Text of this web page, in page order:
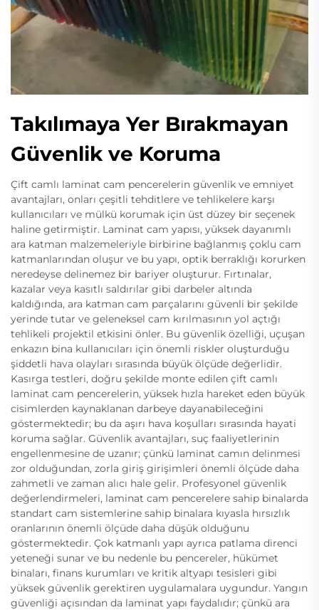
Takılımaya Yer Bırakmayan
Güvenlik ve Koruma
Çift camlı laminat cam pencerelerin güvenlik ve emniyet
avantajları, onları çeşitli tehditlere ve tehlikelere karşı
kullanıcıları ve mülkü korumak için üst düzey bir seçenek
haline getirmiştir. Laminat cam yapısı, yüksek dayanımlı
ara katman malzemeleriyle birbirine bağlanmış çoklu cam
katmanlarından oluşur ve bu yapı, optik berraklığı korurken
neredeyse delinemez bir bariyer oluşturur. Fırtınalar,
kazalar veya kasıtlı saldırılar gibi darbeler altında
kaldığında, ara katman cam parçalarını güvenli bir şekilde
yerinde tutar ve geleneksel cam kırılmasının yol açtığı
tehlikeli projektil etkisini önler. Bu güvenlik özelliği, uçuşan
enkazın bina kullanıcıları için önemli riskler oluşturduğu
şiddetli hava olayları sırasında büyük ölçüde değerlidir.
Kasırga testleri, doğru şekilde monte edilen çift camlı
laminat cam pencerelerin, yüksek hızla hareket eden büyük
cisimlerden kaynaklanan darbeye dayanabileceğini
göstermektedir; bu da aşırı hava koşulları sırasında hayati
koruma sağlar. Güvenlik avantajları, suç faaliyetlerinin
engellenmesine de uzanır; çünkü laminat camın delinmesi
zor olduğundan, zorla giriş girişimleri önemli ölçüde daha
zahmetli ve zaman alıcı hale gelir. Profesyonel güvenlik
değerlendirmeleri, laminat cam pencerelere sahip binalarda
standart cam sistemlerine sahip binalara kıyasla hırsızlık
oranlarının önemli ölçüde daha düşük olduğunu
göstermektedir. Çok katmanlı yapı ayrıca patlama direnci
yeteneği sunar ve bu nedenle bu pencereler, hükümet
binaları, finans kurumları ve kritik altyapı tesisleri gibi
yüksek güvenlik gerektiren uygulamalara uygundur. Yangın
güvenliği açısından da laminat yapı faydalıdır; çünkü ara